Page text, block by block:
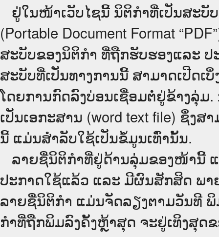
ຢູ່ໃນໜ້າ​ເວັບ​ໄຊ​ນີ້ ນິຕິກຳທີ່ເປັນສະບັ
(Portable Document Format
ສະບັບຂອງນິຕິກໍາ ທີ່ຖືກຮັບຮອງແລະ
ສະບັບທີ່ເປັນທາງການນີ້ ສາມາດເປີດເ
ໂດຍການກົດລົງບ່ອນເຊື່ອມຕໍ່ຢູ່ຂ້າງລຸ່ມ
ເປັນເອກະສານ (word text file) ຊຶ່ງ
ນີ້ ແມ່ນສຳລັບໃຊ້ເປັນຂໍ້ມູນເທົ່ານັ້ນ.
ລາຍຊື່ນິຕິກຳທີ່ຢູ່ດ້ານລຸ່ມຂອງໜ້ານີ້
ປະກາດໃຊ້ແລ້ວ ແລະ ມີຜົນສັກສິດ ພ
ລາຍຊື່ນິຕິກຳ ແມ່ນຈັດລຽງຕາມວັນທີ
ກຳທີ່ຖືກພິມລົງຄັ້ງຫຼ້າສຸດ ຈະຢູ່ເທິງສຸດ